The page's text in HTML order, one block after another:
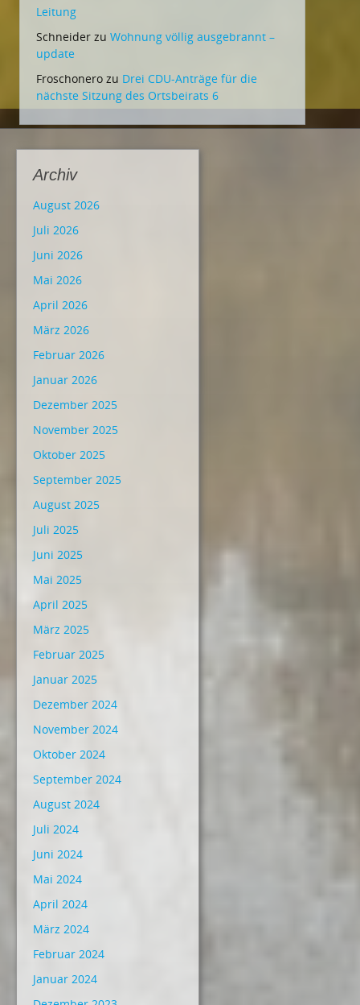
Leitung
Schneider zu Wohnung völlig ausgebrannt –
update
Froschonero zu Drei CDU-Anträge für die
nächste Sitzung des Ortsbeirats 6
Archiv
August 2026
Juli 2026
Juni 2026
Mai 2026
April 2026
März 2026
Februar 2026
Januar 2026
Dezember 2025
November 2025
Oktober 2025
September 2025
August 2025
Juli 2025
Juni 2025
Mai 2025
April 2025
März 2025
Februar 2025
Januar 2025
Dezember 2024
November 2024
Oktober 2024
September 2024
August 2024
Juli 2024
Juni 2024
Mai 2024
April 2024
März 2024
Februar 2024
Januar 2024